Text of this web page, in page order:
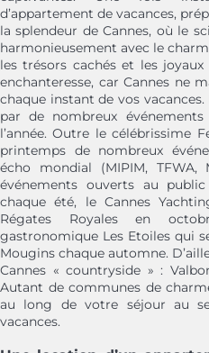
d’appartement de vacances,
la splendeur de Cannes, où le
harmonieusement avec le
les trésors cachés et les
enchanteresse, car Cannes ne
chaque instant de vos
par de nombreux
l’année. Outre le célébrissime
printemps de nombreux
écho mondial (MIPIM, TFWA,
événements ouverts au
chaque été, le Cannes
Régates Royales en
gastronomique Les Etoiles qui
Mougins chaque automne.
Cannes « countryside » :
Autant de communes de
au long de votre séjour au
vacances.